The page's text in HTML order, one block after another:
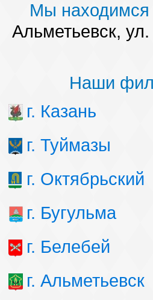
Мы находимся
Альметьевск,
Наши
г. Казань
г. Туймазы
г. Октябрьский
г. Бугульма
г. Белебей
г. Альметьевск